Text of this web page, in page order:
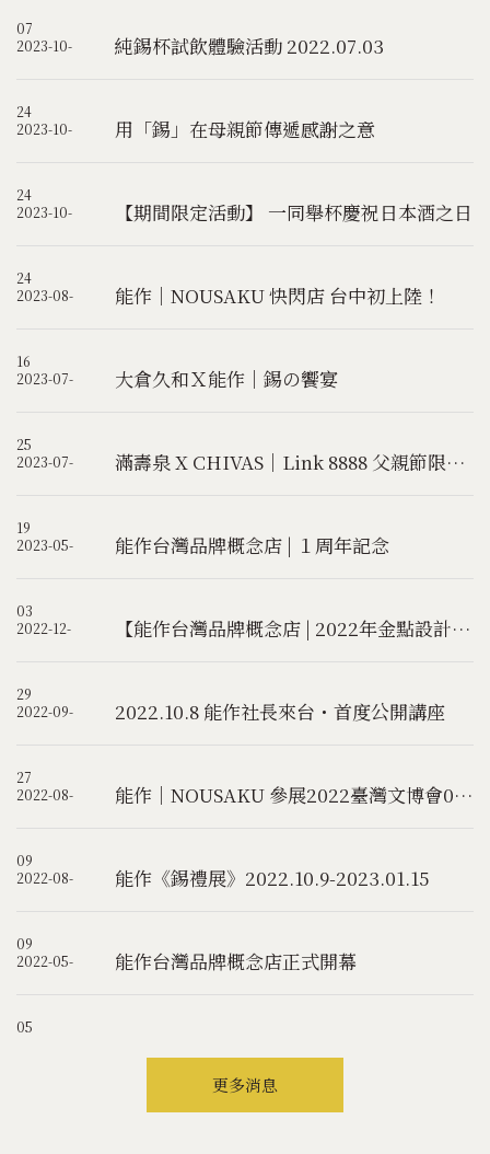
07
2023-10-
24
純錫杯試飲體驗活動 2022.07.03
2023-10-
24
用「錫」在母親節傳遞感謝之意
2023-10-
24
【期間限定活動】 一同舉杯慶祝日本酒之日
2023-08-
16
能作｜NOUSAKU 快閃店 台中初上陸！
2023-07-
25
大倉久和Ｘ能作｜錫の饗宴
2023-07-
19
滿壽泉 X CHIVAS｜Link 8888 父親節限量禮盒組
2023-05-
03
能作台灣品牌概念店 | １周年記念
2022-12-
29
【能作台灣品牌概念店 | 2022年金點設計獎-年度最佳設計獎】
2022-09-
27
2022.10.8 能作社長來台 ･ 首度公開講座
2022-08-
09
能作｜NOUSAKU 參展2022臺灣文博會08.10-08.14
2022-08-
09
能作《錫禮展》2022.10.9-2023.01.15
2022-05-
05
能作台灣品牌概念店正式開幕
更多消息